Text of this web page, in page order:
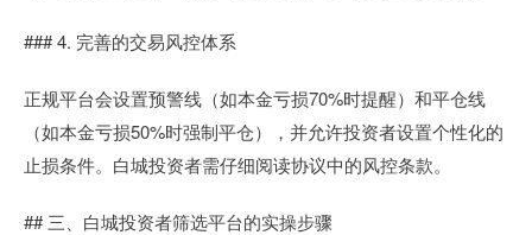
### 4. 完善的交易风控体系
正规平台会设置预警线（如本金亏损70%时提醒）和平仓线
（如本金亏损50%时强制平仓），并允许投资者设置个性化的
止损条件。白城投资者需仔细阅读协议中的风控条款。
## 三、白城投资者筛选平台的实操步骤